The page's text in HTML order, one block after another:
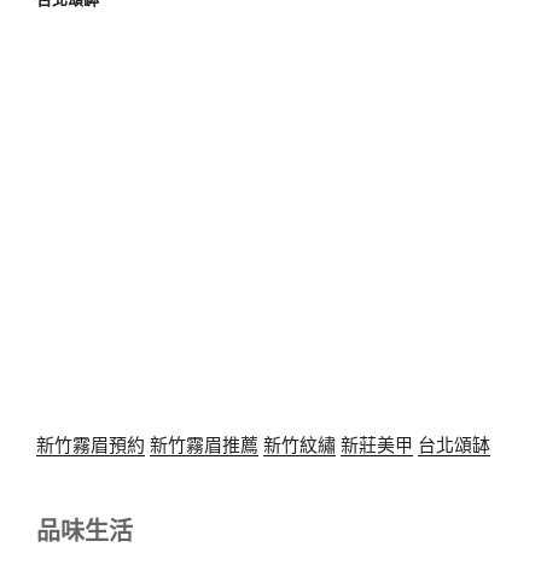
新竹霧眉預約 新竹霧眉推薦 新竹紋繡新莊美甲 台北頌缽
品味生活